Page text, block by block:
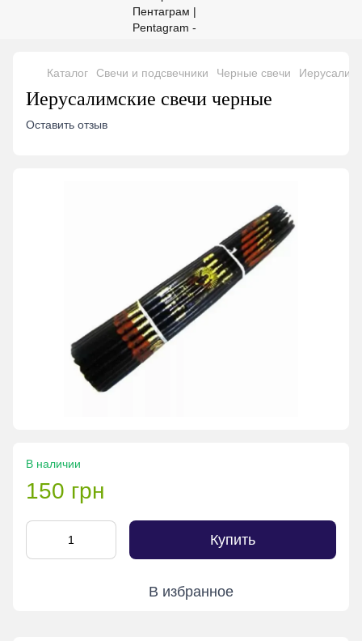
Каталог Свечи и подсвечники Черные свечи
Иерусалимские свечи черные
Оставить отзыв
В наличии
150 грн
Купить
В избранное